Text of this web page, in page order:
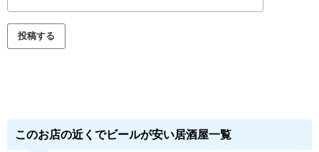
このお店の近くでビールが安い居酒屋一覧